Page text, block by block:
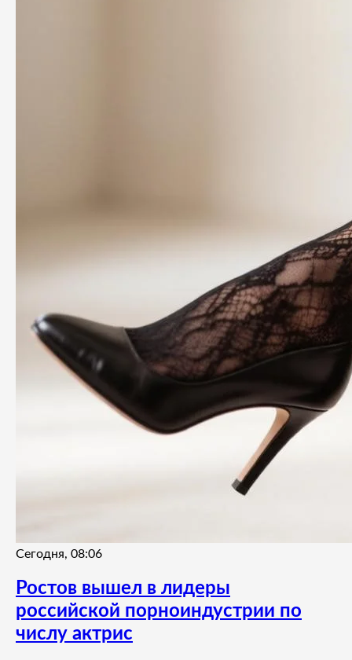
Сегодня, 08:06
Ростов вышел в лидеры
российской порноиндустрии по
числу актрис